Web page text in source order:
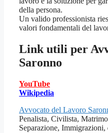
della persona.
Un valido professionista
valori fondamentali del
Link utili per
Saronno
YouTube
Wikipedia
Avvocato del Lavoro
Penalista, Civilista,
Separazione,